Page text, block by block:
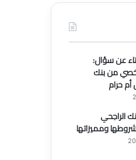
عن سؤال:
من بنك
أم حرام
الراجحي
ومميزاتها